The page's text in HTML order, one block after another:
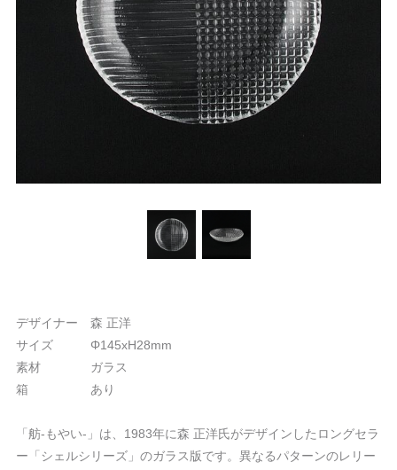
デザイナー 森 正洋
サイズ Φ145xH28mm
素材 ガラス
箱 あり
「舫-もやい-」は、1983年に森 正洋氏がデザインしたロングセラ
ー「シェルシリーズ」のガラス版です。異なるパターンのレリー